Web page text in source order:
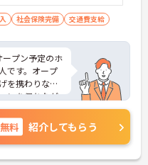
社会保険完備 交通費支給
プン予定のホ
です。オープ
を携わりなが
ンを保ちなが
の人らしい
本質的な役割
でなく、精神
め、患者さん
無料 紹介してもらう